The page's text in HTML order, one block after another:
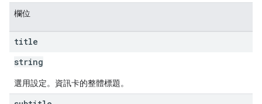
欄位
title
string
選用設定。資訊卡的整體標題。